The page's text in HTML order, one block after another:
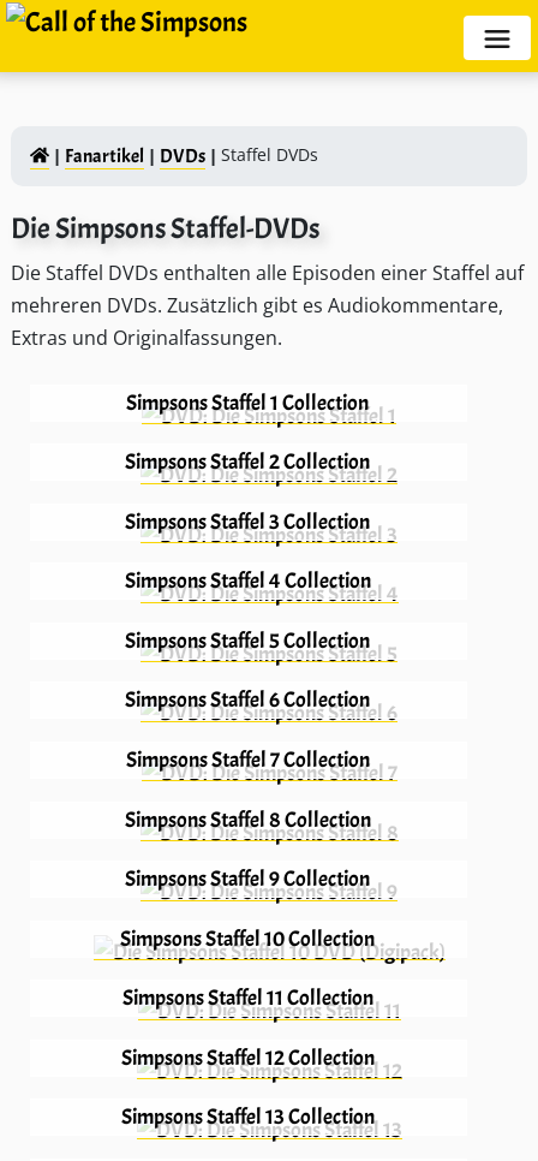
Fanartikel DVDs Staffel DVDs
Die Simpsons Staffel-DVDs
Die Staffel DVDs enthalten alle Episoden einer Staffel auf
mehreren DVDs. Zusätzlich gibt es Audiokommentare,
Extras und Originalfassungen.
Simpsons Staffel 1 Collection
Simpsons Staffel 2 Collection
Simpsons Staffel 3 Collection
Simpsons Staffel 4 Collection
Simpsons Staffel 5 Collection
Simpsons Staffel 6 Collection
Simpsons Staffel 7 Collection
Simpsons Staffel 8 Collection
Simpsons Staffel 9 Collection
Simpsons Staffel 10 Collection
Simpsons Staffel 11 Collection
Simpsons Staffel 12 Collection
Simpsons Staffel 13 Collection